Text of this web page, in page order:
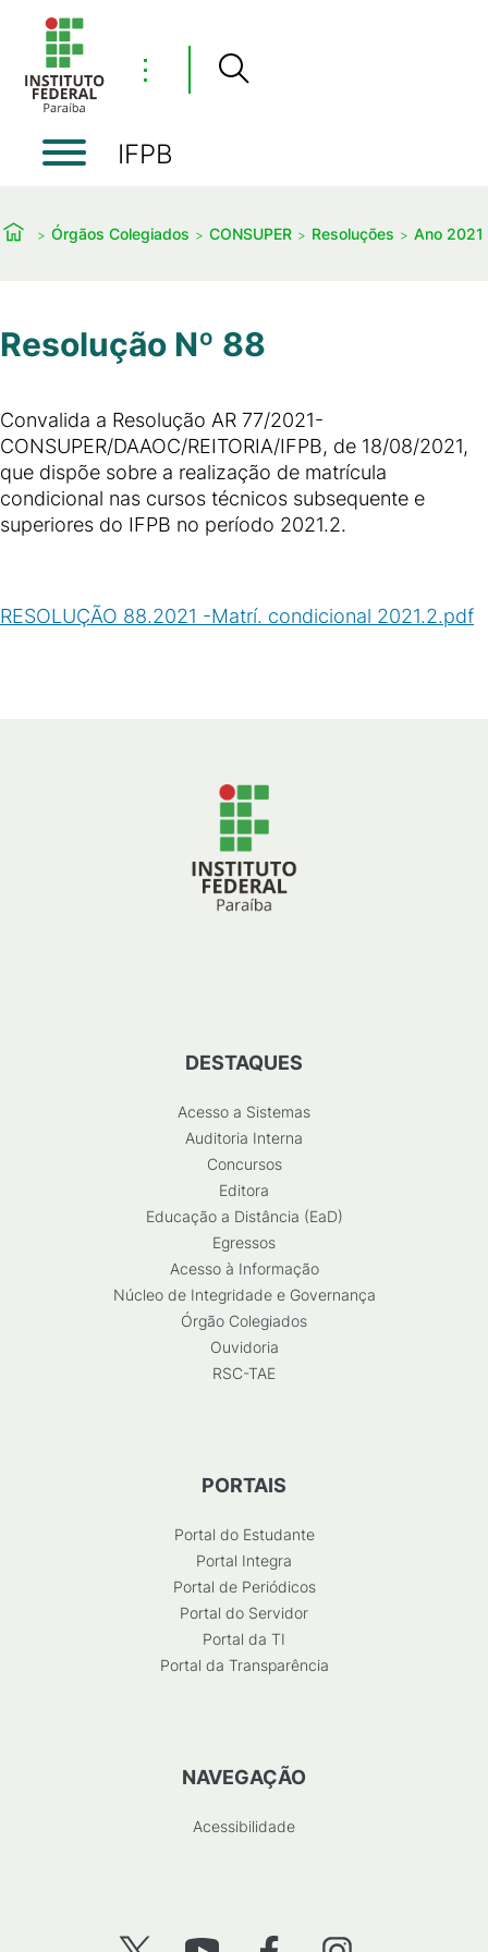
⋮
IFPB
Órgãos Colegiados CONSUPER Resoluções Ano 2021
Resolução Nº 88
Convalida a Resolução AR 77/2021-
CONSUPER/DAAOC/REITORIA/IFPB, de 18/08/2021,
que dispõe sobre a realização de matrícula
condicional nas cursos técnicos subsequente e
superiores do IFPB no período 2021.2.
RESOLUÇÃO 88.2021 -Matrí. condicional 2021.2.pdf
DESTAQUES
Acesso a Sistemas
Auditoria Interna
Concursos
Editora
Educação a Distância (EaD)
Egressos
Acesso à Informação
Núcleo de Integridade e Governança
Órgão Colegiados
Ouvidoria
RSC-TAE
PORTAIS
Portal do Estudante
Portal Integra
Portal de Periódicos
Portal do Servidor
Portal da TI
Portal da Transparência
NAVEGAÇÃO
Acessibilidade